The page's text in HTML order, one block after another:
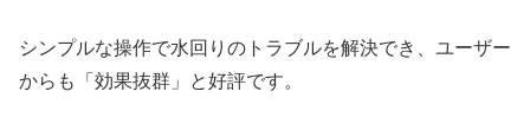
シンプルな操作で水回りのトラブルを解決でき、ユーザー
からも「効果抜群」と好評です。